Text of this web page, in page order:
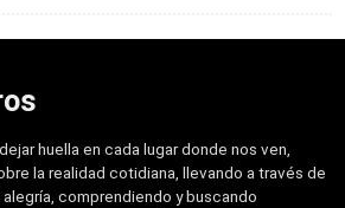
huella en cada lugar donde nos ven,
la realidad cotidiana, llevando a través de
comprendiendo y buscando